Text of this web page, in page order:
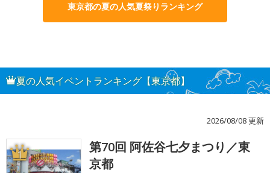
東京都の夏の人気夏祭りランキング
夏の人気イベントランキング【東京都】
2026/08/08 更新
1
第70回 阿佐谷七夕まつり／東
京都